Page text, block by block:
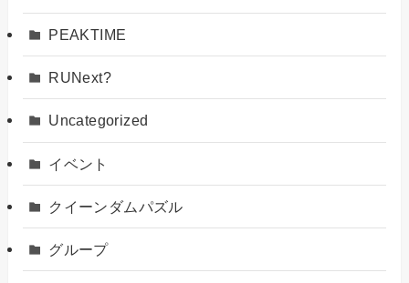
PEAKTIME
RUNext?
Uncategorized
イベント
クイーンダムパズル
グループ